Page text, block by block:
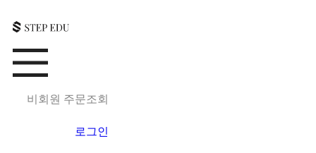
비회원 주문조회
로그인